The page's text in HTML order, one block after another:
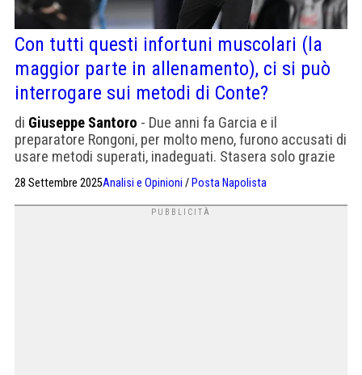
Con tutti questi infortuni muscolari (la
maggior parte in allenamento), ci si può
interrogare sui metodi di Conte?
di Giuseppe Santoro - Due anni fa Garcia e il
preparatore Rongoni, per molto meno, furono accusati di
usare metodi superati, inadeguati. Stasera solo grazie
28 Settembre 2025Analisi e Opinioni / Posta Napolista